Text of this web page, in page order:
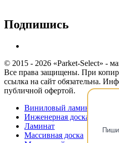
Подпишись
© 2015 - 2026 «Parket-Select» -
Все права защищены. При
ссылка на сайт обязательна.
публичной офертой.
Виниловый ламинат
Инженерная доска
Ламинат
Массивная доска